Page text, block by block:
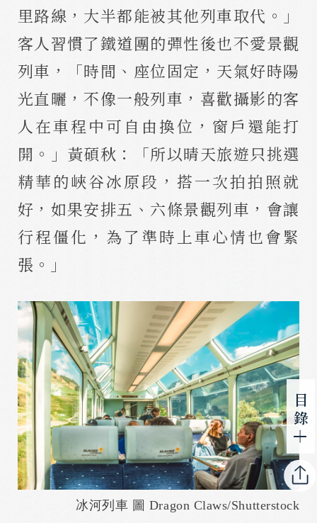
目 錄
里路線，大半都能被其他列車取代。」
客人習慣了鐵道團的彈性後也不愛景觀
列車，「時間、座位固定，天氣好時陽
光直曬，不像一般列車，喜歡攝影的客
人在車程中可自由換位，窗戶還能打
開。」黃碩秋：「所以晴天旅遊只挑選
精華的峽谷冰原段，搭一次拍拍照就
好，如果安排五、六條景觀列車，會讓
行程僵化，為了準時上車心情也會緊
張。」
冰河列車 圖 Dragon Claws/Shutterstock